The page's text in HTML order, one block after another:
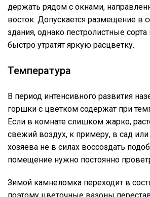
держать рядом с окнами,
восток. Допускается размещение в
здания, однако пестролистные сорта
быстро утратят яркую расцветку.
Температура
В период интенсивного развития
горшки с цветком содержат при
Если в комнате слишком жарко,
свежий воздух, к примеру, в сад
хозяева не в силах воссоздать
помещение нужно постоянно
Зимой камнеломка переходит в